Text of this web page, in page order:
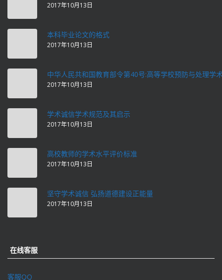
2017年10月13日
本科毕业论文的格式
2017年10月13日
中华人民共和国教育部令第40号:高等学校预防与处理学
2017年10月13日
学术诚信学术规范及其启示
2017年10月13日
高校教师的学术水平评价标准
2017年10月13日
坚守学术诚信 弘扬道德建设正能量
2017年10月13日
在线客服
客服QQ